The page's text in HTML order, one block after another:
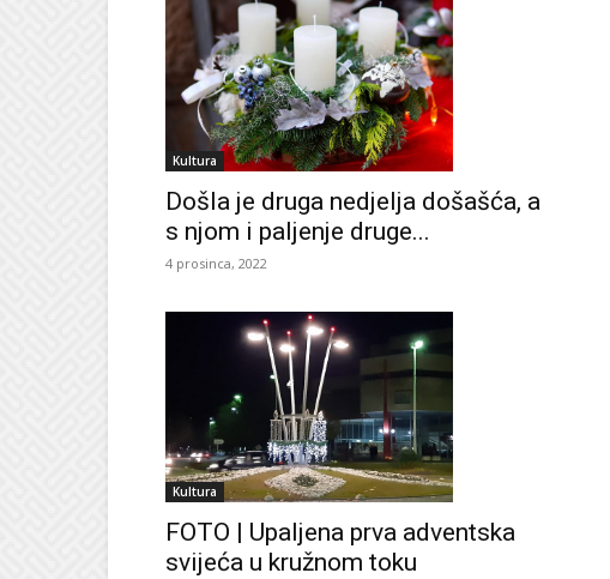
Kultura
Došla je druga nedjelja došašća, a
s njom i paljenje druge...
4 prosinca, 2022
Kultura
FOTO | Upaljena prva adventska
svijeća u kružnom toku